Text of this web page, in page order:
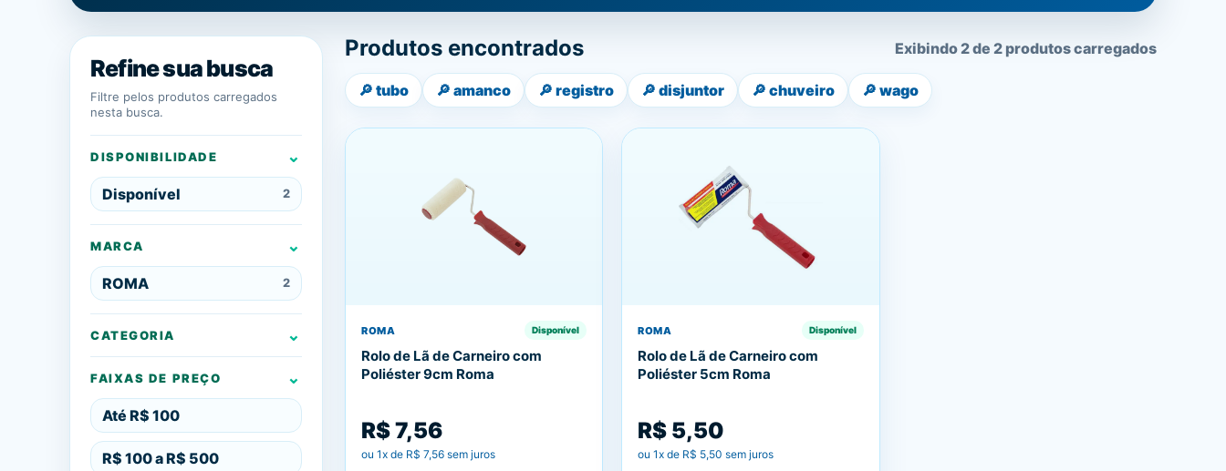
Refine sua busca
Filtre pelos produtos carregados
nesta busca.
DISPONIBILIDADE
Disponível 2
MARCA
ROMA 2
CATEGORIA
FAIXAS DE PREÇO
Até R$ 100
R$ 100 a R$ 500
Produtos encontrados Exibindo 2 de 2 produtos carregados
🔎 tubo 🔎 amanco 🔎 registro 🔎 disjuntor 🔎 chuveiro 🔎 wago
ROMA Disponível
Rolo de Lã de Carneiro com
Poliéster 9cm Roma
R$ 7,56
ou 1x de R$ 7,56 sem juros
ROMA Disponível
Rolo de Lã de Carneiro com
Poliéster 5cm Roma
R$ 5,50
ou1x de R$ 5,50 sem juros